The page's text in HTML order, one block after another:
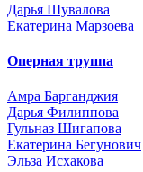
Дарья Шувалова
Екатерина Марзоева
Оперная труппа
Амра Барганджия
Дарья Филиппова
Гульназ Шигапова
Екатерина Бегунович
Эльза Исхакова